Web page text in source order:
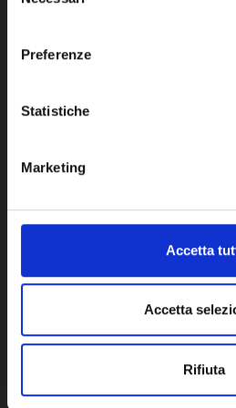
Preferenze
Statistiche
Marketing
Accetta
Accetta
Rifiuta
Potrebbe anche